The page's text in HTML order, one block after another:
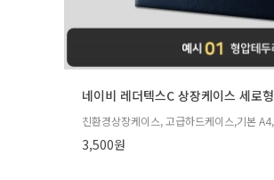
네이비 레더텍스C 상장케이스 세로
친환경상장케이스, 고급하드케이스,기본
3,500원